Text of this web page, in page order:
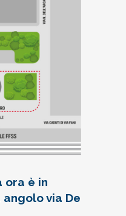
ora è in
angolo via De